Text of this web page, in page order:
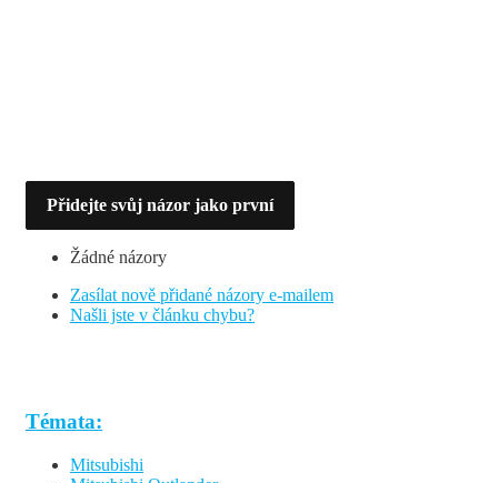
Přidejte svůj názor jako první
Žádné názory
Zasílat nově přidané názory e-mailem
Našli jste v článku chybu?
Témata:
Mitsubishi